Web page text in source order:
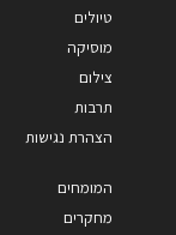
טיולים
מוסיקה
צילום
תרבות
הצהרת נגישות
המומחים
מחקרים